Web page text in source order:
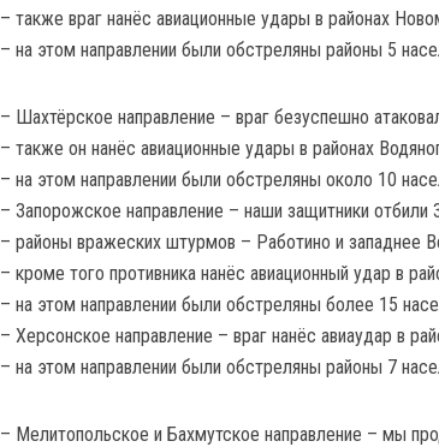
– также враг нанёс авиационные удары в районах
– на этом направлении были обстреляны районы 5
– Шахтёрское направление – враг безуспешно
– также он нанёс авиационные удары в районах
– на этом направлении были обстреляны около 10
– Запорожское направление – наши защитники отбили
– районы вражеских штурмов – Работино и западнее
– кроме того противника нанёс авиационный удар в
– на этом направлении были обстреляны более 15
– Херсонское направление – враг нанёс авиаудар в
– на этом направлении были обстреляны районы 7
– Мелитопольское и Бахмутское направление – мы